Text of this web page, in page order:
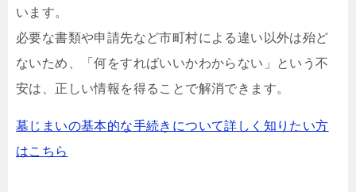
います。
必要な書類や申請先など市町村による違い以外は殆ど
ないため、「何をすればいいかわからない」という不
安は、正しい情報を得ることで解消できます。
墓じまいの基本的な手続きについて詳しく知りたい方
はこちら